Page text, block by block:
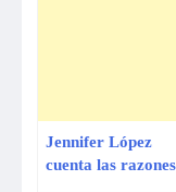
Jennifer López
cuenta las razones